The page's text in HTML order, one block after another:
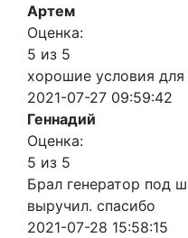
Артем
Оценка:
5 из 5
хорошие условия для
2021-07-27 09:59:42
Геннадий
Оценка:
5 из 5
Брал генератор под
выручил. спасибо
2021-07-28 15:58:15